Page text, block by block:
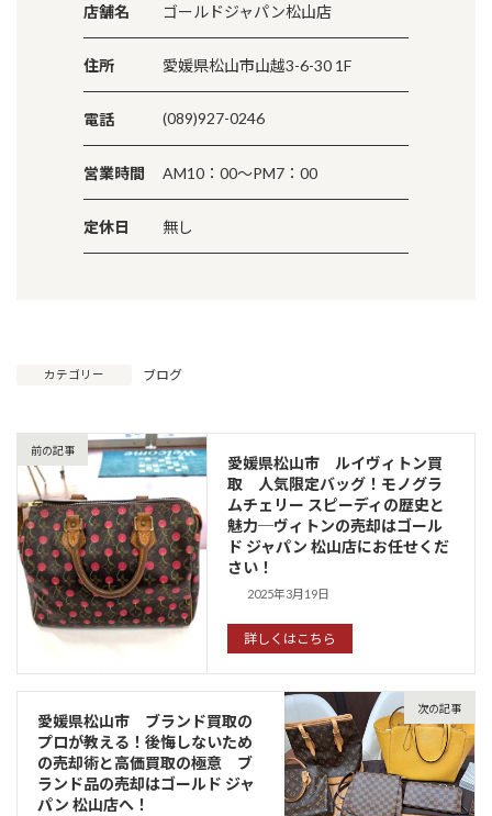
店舗名 ゴールドジャパン松山店
住所 愛媛県松山市山越3-6-30 1F
電話 (089)927-0246
営業時間 AM10：00～PM7：00
定休日 無し
カテゴリー ブログ
前の記事
愛媛県松山市 ルイヴィトン買
取 人気限定バッグ！モノグラ
ムチェリー スピーディの歴史と
魅力─ヴィトンの売却はゴール
ド ジャパン 松山店にお任せくだ
さい！
2025年3月19日
詳しくはこちら
次の記事
愛媛県松山市 ブランド買取の
プロが教える！後悔しないため
の売却術と高価買取の極意 ブ
ランド品の売却はゴールド ジャ
パン 松山店へ！